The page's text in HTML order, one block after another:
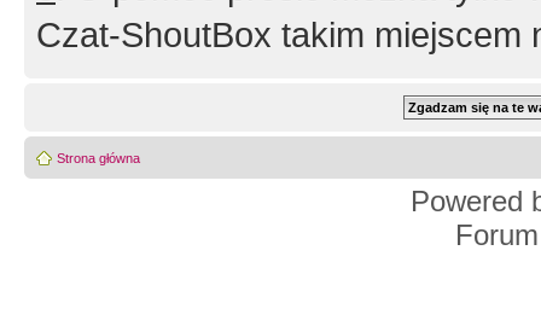
Czat-ShoutBox takim miejscem
Strona główna
Powered